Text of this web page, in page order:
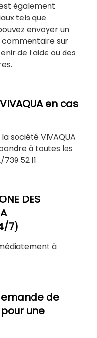
également
tels que
envoyer un
commentaire sur
de l’aide ou des
en cas
société VIVAQUA
à toutes les
52 11
DES
7)
à
de
une